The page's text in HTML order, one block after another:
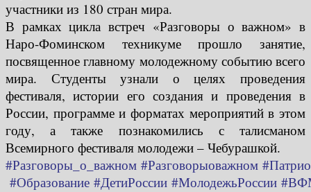
участники из 180 стран мира.
В рамках цикла встреч «Разговоры о важном» в
Наро-Фоминском техникуме прошло занятие,
посвященное главному молодежному событию всего
мира. Студенты узнали о целях проведения
фестиваля, истории его создания и проведения в
России, программе и форматах мероприятий в этом
году, а также познакомились с талисманом
Всемирного фестиваля молодежи – Чебурашкой.
#Разговоры_о_важном #Разговорыоважном
#Образование #ДетиРоссии #МолодежьРоссии